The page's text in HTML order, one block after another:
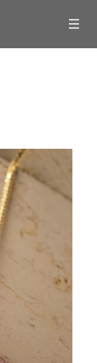
|||